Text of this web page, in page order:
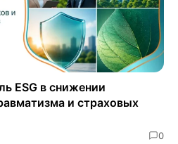
ESG в снижении
и страховых
0